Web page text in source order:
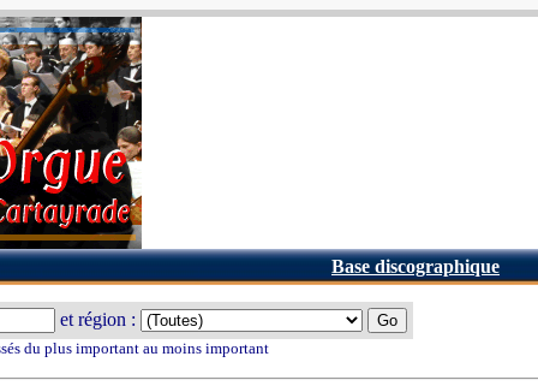
Base discographique
et région :
du plus important au moins important